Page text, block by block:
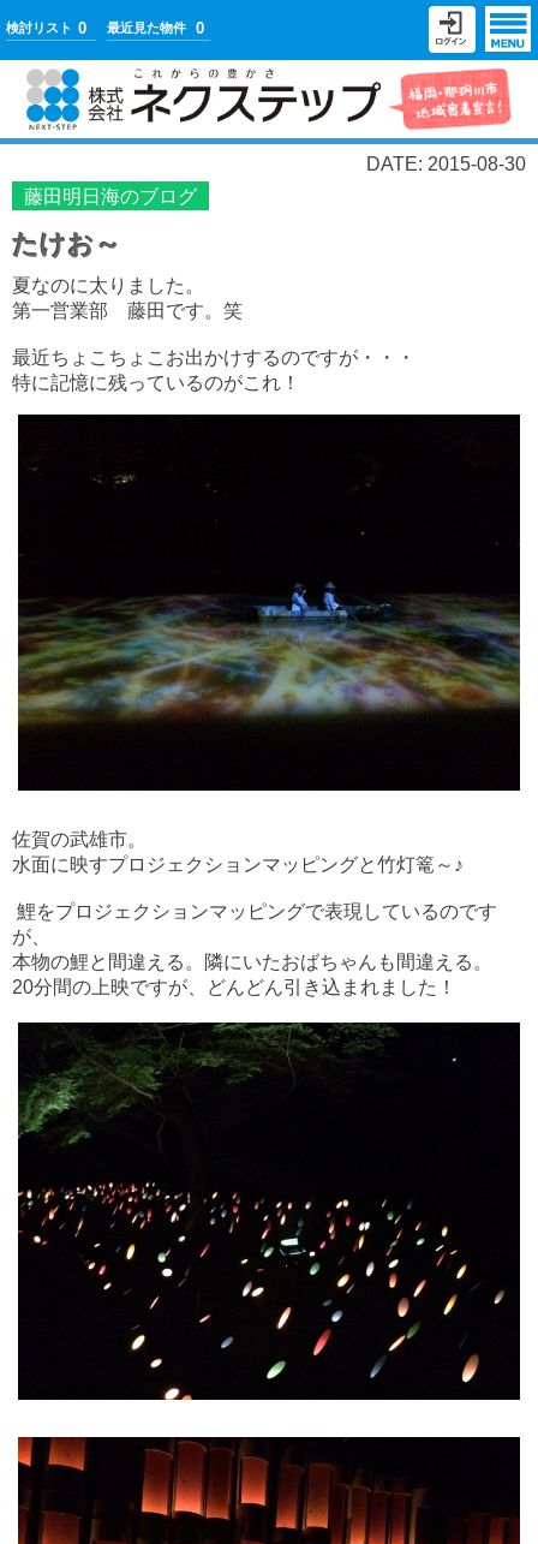
検討リスト 0 最近見た物件 0
DATE: 2015-08-30
藤田明日海のブログ
たけお～
夏なのに太りました。
第一営業部 藤田です。笑
最近ちょこちょこお出かけするのですが・・・
特に記憶に残っているのがこれ！
佐賀の武雄市。
水面に映すプロジェクションマッピングと竹灯篭～♪
鯉をプロジェクションマッピングで表現しているのです
が、
本物の鯉と間違える。隣にいたおばちゃんも間違える。
20分間の上映ですが、どんどん引き込まれました！